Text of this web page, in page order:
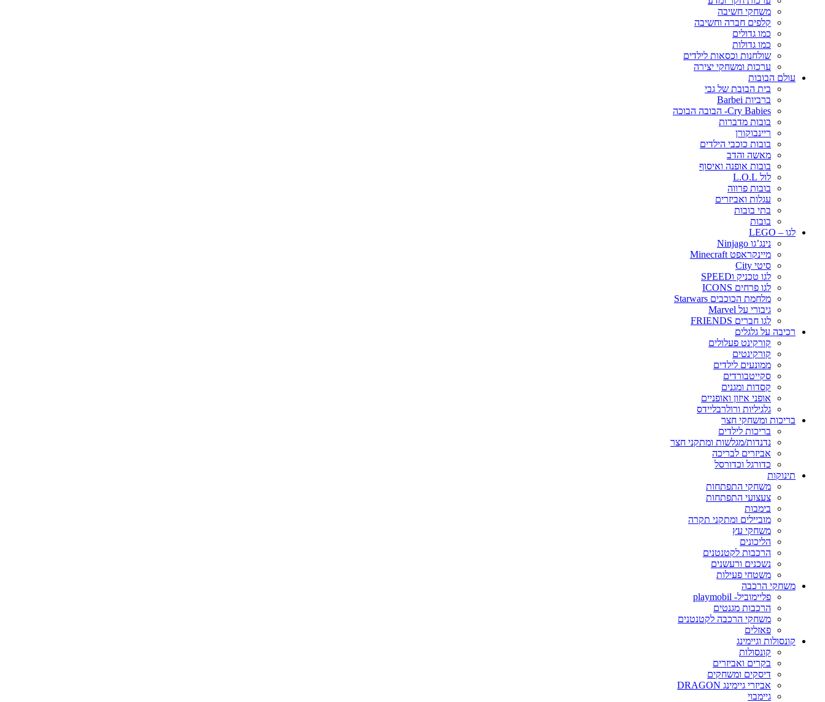
משחקי חשיבה
קלפים חברה וחשיבה
כמו גדולים
כמו גדולות
שולחנות וכסאות לילדים
ערכות ומשחקי יצירה
עולם הבובות
בית הבובת של גבי
ברביות Barbei
Cry Babies- הבובה הבוכה
בובות מדברות
ריינבוקורן
בובות כוכבי הילדים
מאשה והדב
בובות אופנה ואיסוף
לול L.O.L
בובות פרווה
עגלות ואביזרים
בתי בובות
בובות
לגו – LEGO
נינג’גו Ninjago
מיינקראפט Minecraft
סיטי City
לגו טכניק וSPEED
לגו פרחים ICONS
מלחמת הכוכבים Starwars
גיבורי על Marvel
לגו חברים FRIENDS
רכיבה על גלגלים
קורקינט פעלולים
קורקינטים
ממונעים לילדים
סקייטבורדים
קסדות ומגנים
אופני איזון ואופניים
גלגיליות ורולרבליידס
בריכות ומשחקי חצר
בריכות לילדים
נדנדות/מגלשות ומתקני חצר
אביזרים לבריכה
כדורגל וכדורסל
תינוקות
משחקי התפתחות
צעצועי התפתחות
בימבות
מוביילים ומתקני תקרה
משחקי עץ
הליכונים
הרכבות לקטנטנים
נשכנים ורעשנים
משטחי פעילות
משחקי הרכבה
פליימוביל- playmobil
הרכבות מגנטים
משחקי הרכבה לקטנטנים
פאזלים
קונסולות וגיימינג
קונסולות
בקרים ואביזרים
דיסקים ומשחקים
אביזרי גיימינג DRAGON
גיימבוי